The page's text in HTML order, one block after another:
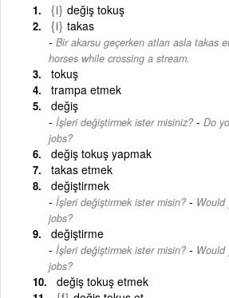
{i} değiş tokuş
{i} takas
Bir akarsu geçerken atları asla takas
horses while crossing a stream.
tokuş
trampa etmek
değiş
İşleri değiştirmek ister misiniz? - Do
jobs?
değiş tokuş yapmak
takas etmek
değiştirmek
İşleri değiştirmek ister misin? - Would
jobs?
değiştirme
İşleri değiştirmek ister misin? - Would
jobs?
değiş tokuş etmek